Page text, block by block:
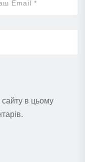
в цьому